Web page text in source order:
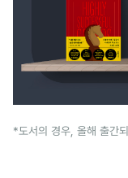
*도서의 경우, 올해 출간